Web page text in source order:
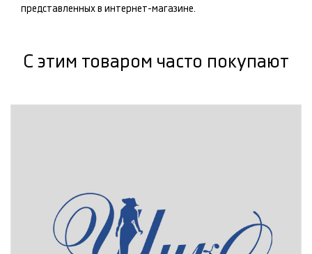
представленных в интернет-магазине.
С этим товаром часто покупают